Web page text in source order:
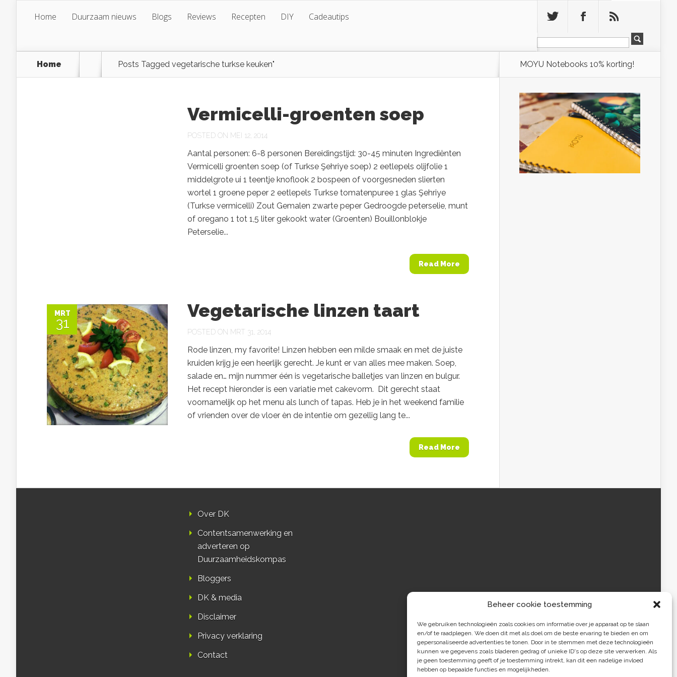
Beheer cookie toestemming
We gebruiken technologieën zoals cookies om informatie over je apparaat op te slaan
en/of te raadplegen. We doen dit met als doel om de beste ervaring te bieden en om
gepersonaliseerde advertenties te tonen. Door in te stemmen met deze technologieën
kunnen we gegevens zoals bladeren gedrag of unieke ID's op deze site verwerken. Als
je geen toestemming geeft of je toestemming intrekt, kan dit een nadelige invloed
hebben op bepaalde functies en mogelijkheden.
Home Duurzaam nieuws Blogs Reviews Recepten DIY Cadeautips
Home Posts Tagged vegetarische turkse keuken"
Vermicelli-groenten soep
POSTED ON MEI 12, 2014
Aantal personen: 6-8 personen Bereidingstijd: 30-45 minuten Ingrediënten
Vermicelli groenten soep (of Turkse Şehriye soep) 2 eetlepels olijfolie 1
middelgrote ui 1 teentje knoflook 2 bospeen of voorgesneden slierten
wortel 1 groene peper 2 eetlepels Turkse tomatenpuree 1 glas Şehriye
(Turkse vermicelli) Zout Gemalen zwarte peper Gedroogde peterselie, munt
of oregano 1 tot 1,5 liter gekookt water (Groenten) Bouillonblokje
Peterselie...
Read More
MRT
31
Vegetarische linzen taart
POSTED ON MRT 31, 2014
Rode linzen, my favorite! Linzen hebben een milde smaak en met de juiste
kruiden krijg je een heerlijk gerecht. Je kunt er van alles mee maken. Soep,
salade en… mijn nummer één is vegetarische balletjes van linzen en bulgur.
Het recept hieronder is een variatie met cakevorm. Dit gerecht staat
voornamelijk op het menu als lunch of tapas. Heb je in het weekend familie
of vrienden over de vloer èn de intentie om gezellig lang te...
Read More
MOYU Notebooks 10% korting!
Over DK
Contentsamenwerking en
adverteren op
Duurzaamheidskompas
Bloggers
DK & media
Disclaimer
Privacy verklaring
Contact